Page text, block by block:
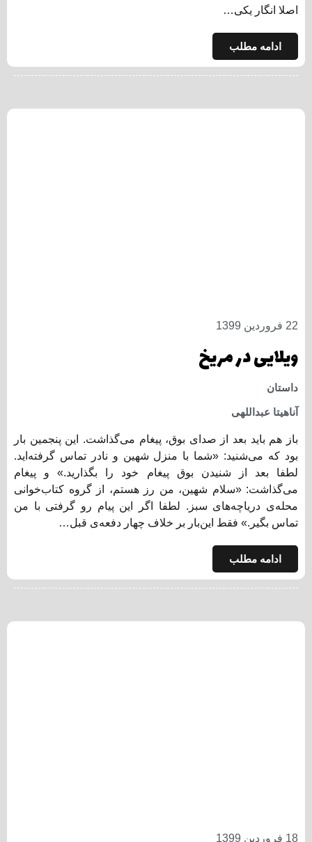
اصلا انگار یکی…
ادامه مطلب
22 فروردین 1399
ویلایی در مریخ
داستان
آناهیتا عبداللهی
باز هم باید بعد از صدای بوق، پیغام می‌گذاشت. این پنجمین بار
بود که می‌شنید: «شما با منزل شهین و نادر تماس گرفته‌اید.
لطفا بعد از شنیدن بوق پیغام خود را بگذارید.» و پیغام
می‌گذاشت: «سلام شهین، من رز هستم، از گروه کتاب‌خوانی
محله‌ی دریاچه‌های سبز. لطفا اگر این پیام رو گرفتی با من
تماس بگیر.» فقط این‌بار بر خلاف چهار دفعه‌ی قبل…
ادامه مطلب
18 فروردین 1399